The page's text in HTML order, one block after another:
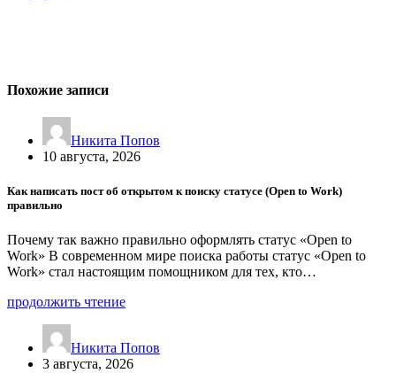
Похожие записи
Никита Попов
10 августа, 2026
Как написать пост об открытом к поиску статусе (Open to Work)
правильно
Почему так важно правильно оформлять статус «Open to
Work» В современном мире поиска работы статус «Open to
Work» стал настоящим помощником для тех, кто…
продолжить чтение
Никита Попов
3 августа, 2026